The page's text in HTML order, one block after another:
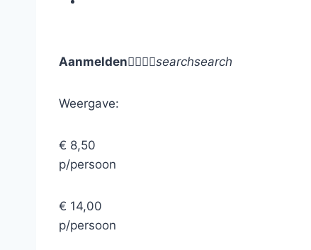
Aanmeldensearchsearch
Weergave:
€ 8,50
p/persoon
€ 14,00
p/persoon